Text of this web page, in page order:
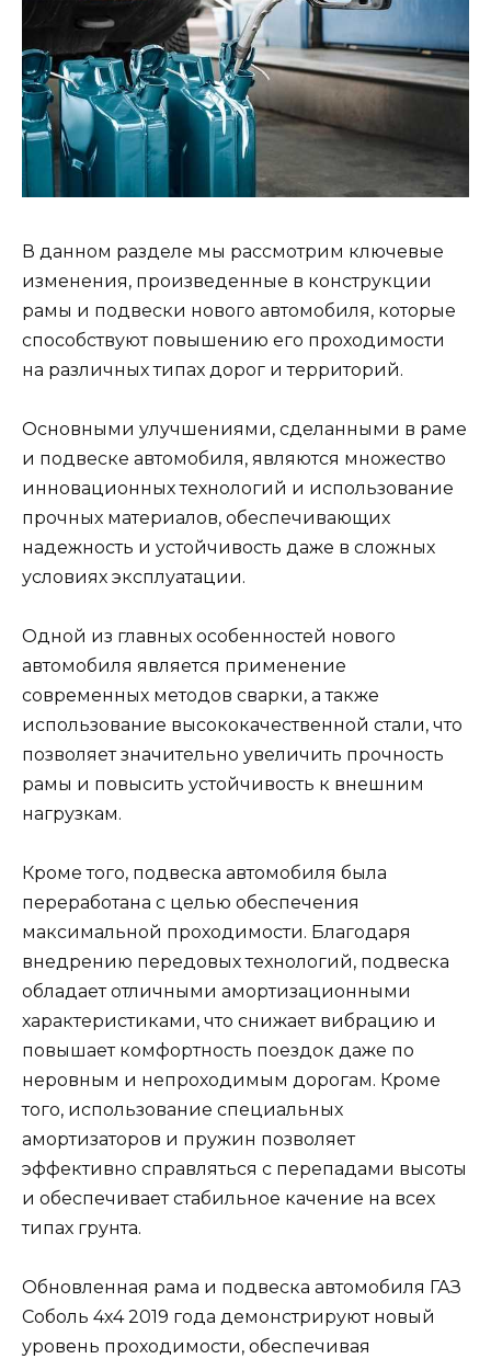
В данном разделе мы рассмотрим ключевые
изменения, произведенные в конструкции
рамы и подвески нового автомобиля, которые
способствуют повышению его проходимости
на различных типах дорог и территорий.
Основными улучшениями, сделанными в раме
и подвеске автомобиля, являются множество
инновационных технологий и использование
прочных материалов, обеспечивающих
надежность и устойчивость даже в сложных
условиях эксплуатации.
Одной из главных особенностей нового
автомобиля является применение
современных методов сварки, а также
использование высококачественной стали, что
позволяет значительно увеличить прочность
рамы и повысить устойчивость к внешним
нагрузкам.
Кроме того, подвеска автомобиля была
переработана с целью обеспечения
максимальной проходимости. Благодаря
внедрению передовых технологий, подвеска
обладает отличными амортизационными
характеристиками, что снижает вибрацию и
повышает комфортность поездок даже по
неровным и непроходимым дорогам. Кроме
того, использование специальных
амортизаторов и пружин позволяет
эффективно справляться с перепадами высоты
и обеспечивает стабильное качение на всех
типах грунта.
Обновленная рама и подвеска автомобиля ГАЗ
Соболь 4х4 2019 года демонстрируют новый
уровень проходимости, обеспечивая